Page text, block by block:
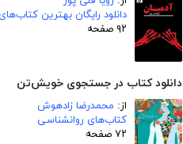
دانلود رایگان بهترین
۹۲ صفحه
دانلود کتاب در جستجوی خویش‌تن
از: محمدرضا زادهوش
کتاب‌های روانشناسی
۷۲ صفحه